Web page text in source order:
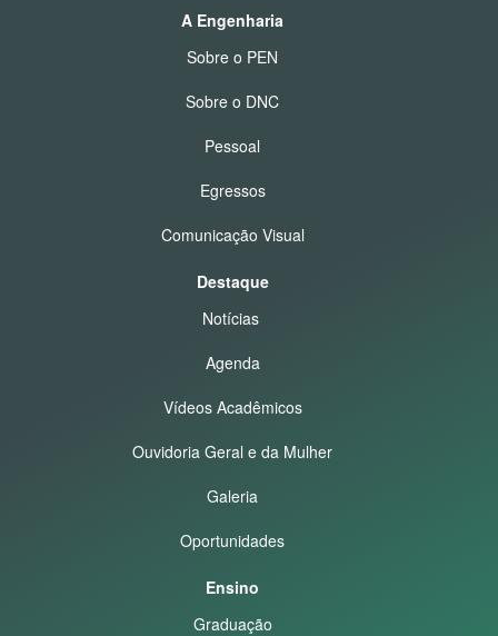
A Engenharia
Sobre o PEN
Sobre o DNC
Pessoal
Egressos
Comunicação Visual
Destaque
Notícias
Agenda
Vídeos Acadêmicos
Ouvidoria Geral e da Mulher
Galeria
Oportunidades
Ensino
Graduação